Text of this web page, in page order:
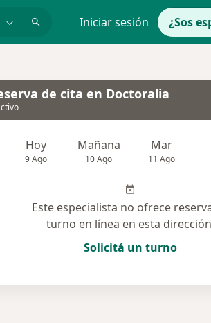
Iniciar sesión ¿Sos
de cita en Doctoralia
Hoy
9 Ago
Mañana
10 Ago
Mar
11 Ago
Este especialista no ofrece
turno en línea en esta
Solicitá un turno